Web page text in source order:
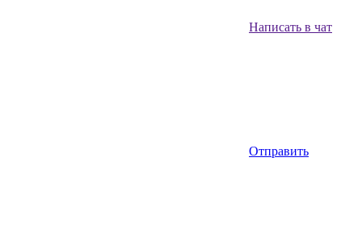
Написать в чат
Отправить